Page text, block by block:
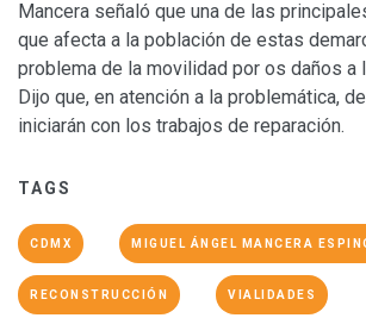
Mancera señaló que una de las
que afecta a la población de estas
problema de la movilidad por os daños a
Dijo que, en atención a la problemática,
iniciarán con los trabajos de reparación.
TAGS
CDMX MIGUEL ÁNGEL MANCERA
RECONSTRUCCIÓN VIALIDADES